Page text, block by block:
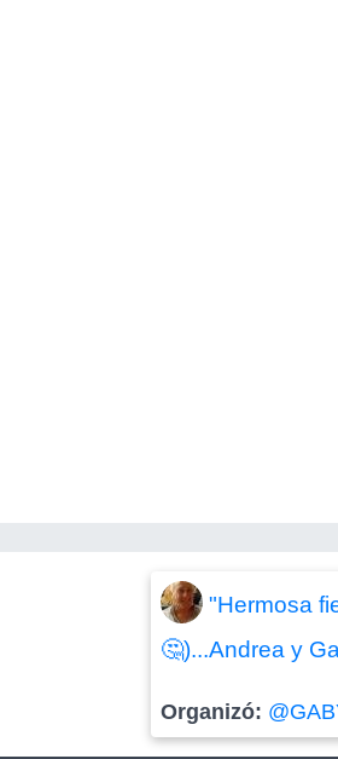
"Hermosa
🤔)...Andrea y
Organizó: